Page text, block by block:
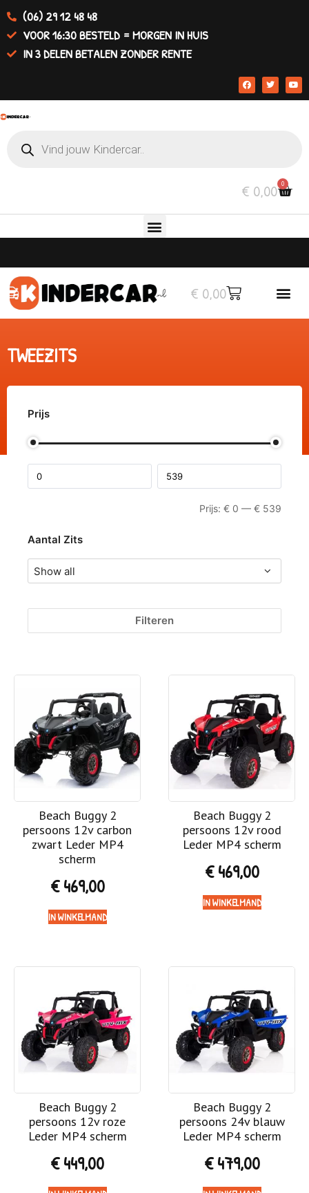
(06) 29 12 48 48
VOOR 16:30 BESTELD = MORGEN IN HUIS
IN 3 DELEN BETALEN ZONDER RENTE
€ 0,00 0
€ 0,00
TWEEZITS
Prijs
Prijs: € 0 — € 539
Aantal Zits
Filteren
Beach Buggy 2
persoons 12v carbon
zwart Leder MP4
scherm
€469,00
IN WINKELMAND
Beach Buggy 2
persoons 12v rood
Leder MP4 scherm
€469,00
IN WINKELMAND
Beach Buggy 2
persoons 12v roze
Leder MP4 scherm
€449,00
Beach Buggy 2
persoons 24v blauw
Leder MP4 scherm
€479,00